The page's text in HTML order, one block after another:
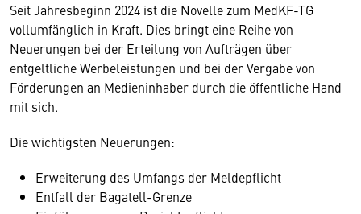
Seit Jahresbeginn 2024 ist die Novelle zum MedKF-TG
vollumfänglich in Kraft. Dies bringt eine Reihe von
Neuerungen bei der Erteilung von Aufträgen über
entgeltliche Werbeleistungen und bei der Vergabe von
Förderungen an Medieninhaber durch die öffentliche Hand
mit sich.
Die wichtigsten Neuerungen:
Erweiterung des Umfangs der Meldepflicht
Entfall der Bagatell-Grenze